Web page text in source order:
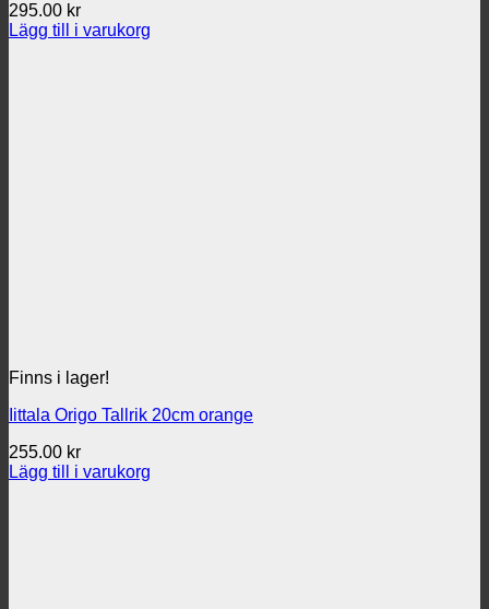
295.00 kr
Lägg till i varukorg
Finns i lager!
Iittala Origo Tallrik 20cm orange
255.00 kr
Lägg till i varukorg